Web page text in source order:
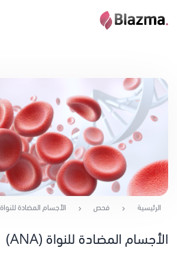
الرئيسية فحص الأجسام المضادة للنواة (ANA)
الأجسام المضادة للنواة (ANA)